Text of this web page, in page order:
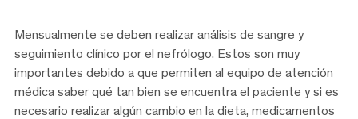
Mensualmente se deben realizar análisis de sangre y
seguimiento clínico por el nefrólogo. Estos son muy
importantes debido a que permiten al equipo de atención
médica saber qué tan bien se encuentra el paciente y si es
necesario realizar algún cambio en la dieta, medicamentos